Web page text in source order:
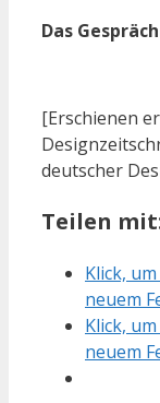
Das
[Erschienen
deutscher
Teilen
Klick,
neuem
Klick,
neuem